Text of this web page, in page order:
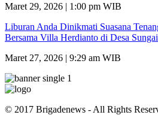
Maret 29, 2026 | 1:00 pm WIB
Liburan Anda Dinikmati Suasana
Bersama Villa Herdianto di Desa
Maret 27, 2026 | 9:29 am WIB
© 2017 Brigadenews - All Rights